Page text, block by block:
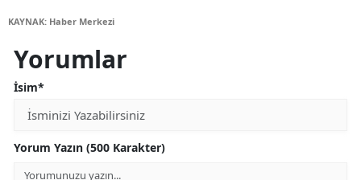
KAYNAK: Haber Merkezi
Yorumlar
İsim*
Yorum Yazın (500 Karakter)